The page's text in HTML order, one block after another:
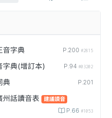
音字典 P.200 #2815
字典(增訂本) P.94 #03202
典 P.201
州話讀音表 建議讀音
P.66 #1053